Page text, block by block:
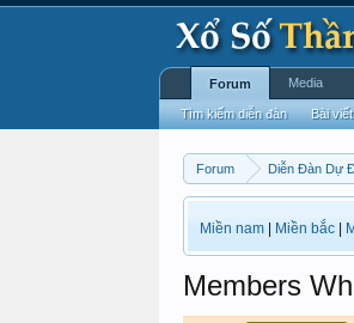
Forum Diễn Đàn Dự
Miền nam Miền bắc
Members
Forum
Tìm kiếm diễn đàn Bài
Media